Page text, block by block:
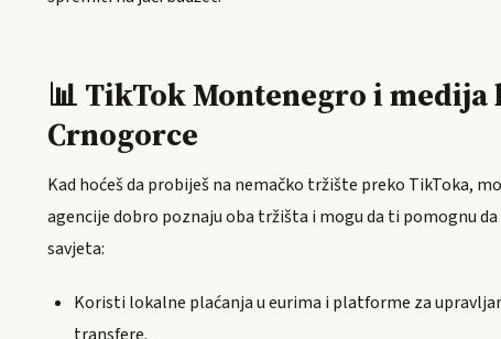
📊 TikTok Montenegro i medija
Crnogorce
Kad hoćeš da probiješ na nemačko tržište preko TikToka,
agencije dobro poznaju oba tržišta i mogu da ti pomognu
savjeta:
Koristi lokalne plaćanja u eurima i platforme za